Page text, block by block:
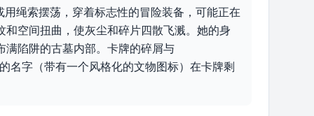
绳索摆荡，穿着标志性的冒险装备，可能正在
空间扭曲，使灰尘和碎片四散飞溅。她的身
满陷阱的古墓内部。卡牌的碎屑与
字（带有一个风格化的文物图标）在卡牌剩